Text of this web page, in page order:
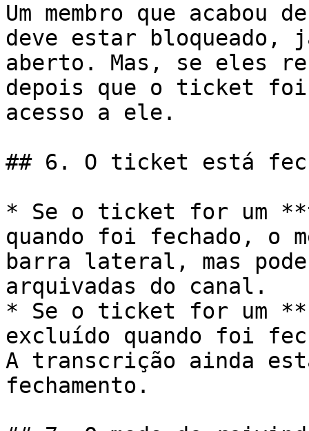
Um membro que
deve estar
aberto. Mas, se eles
depois que o ticket foi
acesso a ele.
## 6. O ticket está
* Se o ticket for um
quando foi fechado, o
barra lateral, mas
arquivadas do canal.
* Se o ticket for um
excluído quando foi
A transcrição ainda
fechamento.